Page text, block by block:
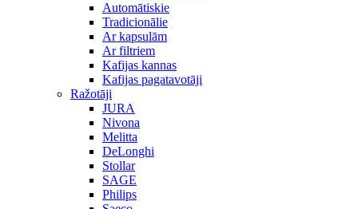
Automātiskie
Tradicionālie
Ar kapsulām
Ar filtriem
Kafijas kannas
Kafijas pagatavotāji
Ražotāji
JURA
Nivona
Melitta
DeLonghi
Stollar
SAGE
Philips